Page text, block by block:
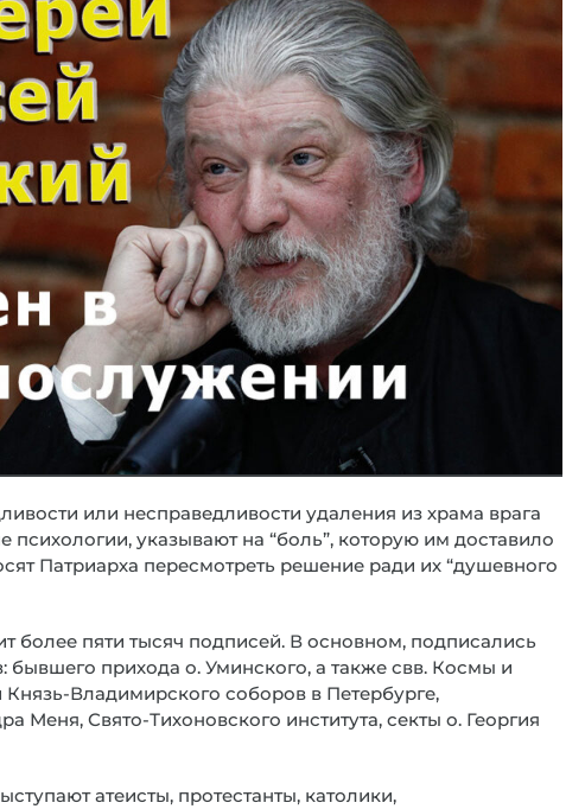
или несправедливости удаления из храма врага
указывают на “боль”, которую им доставило
Патриарха пересмотреть решение ради их “душевного
более пяти тысяч подписей. В основном, подписались
прихода о. Уминского, а также свв. Космы и
Владимирского соборов в Петербурге,
Меня, Свято-Тихоновского института, секты о. Георгия
атеисты, протестанты, католики,